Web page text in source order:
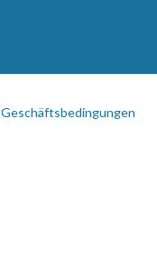
Geschäftsbedingungen